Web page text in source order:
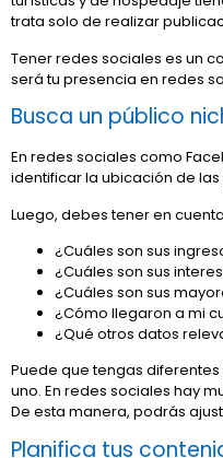
trata solo de realizar
Tener redes sociales es un
será tu presencia en redes
Busca un público
En redes sociales como
identificar la ubicación de
Luego, debes tener en
¿Cuáles son sus
¿Cuáles son sus
¿Cuáles son sus
¿Cómo llegaron a mi
¿Qué otros datos
Puede que tengas
uno. En redes sociales hay
De esta manera, podrás
Planifica tus